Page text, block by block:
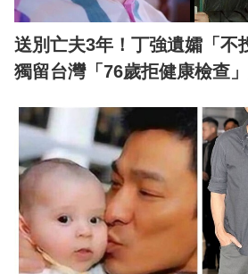
送別亡夫3年！丁強遺孀「
獨留台灣「76歲拒健康檢查